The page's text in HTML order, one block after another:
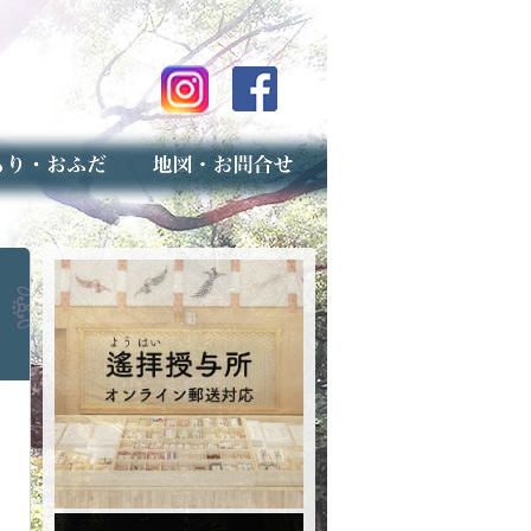
ご案内
げ（古いお守りのお取り扱い）
マップ
用フォーム（事前受付）